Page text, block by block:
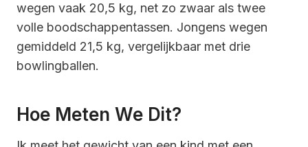
wegen vaak 20,5 kg, net zo zwaar als twee
volle boodschappentassen. Jongens wegen
gemiddeld 21,5 kg, vergelijkbaar met drie
bowlingballen.
Hoe Meten We Dit?